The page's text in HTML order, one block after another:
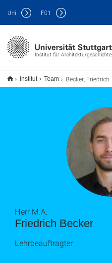
Institut für Architekturgeschichte
Uni F01
Institut Team Becker, Friedrich
Friedrich Becker
Herr M.A.
Lehrbeauftragter